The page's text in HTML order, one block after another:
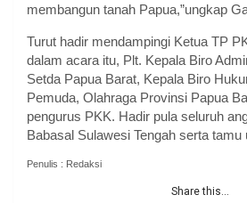
membangun tanah Papua,”ungkap
Turut hadir mendampingi Ketua TP
dalam acara itu, Plt. Kepala Biro
Setda Papua Barat, Kepala Biro
Pemuda, Olahraga Provinsi Papua
pengurus PKK. Hadir pula seluruh
Babasal Sulawesi Tengah serta tamu
Penulis : Redaksi
Share this...